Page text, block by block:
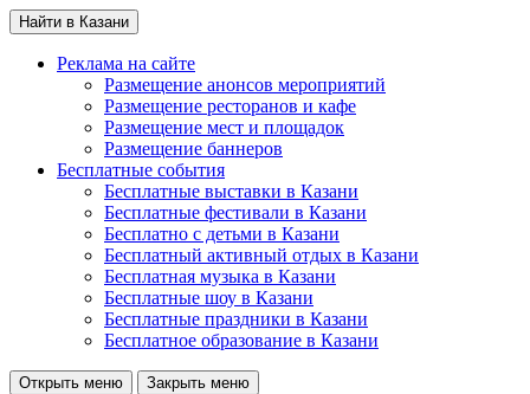
Найти в Казани
Реклама на сайте
Размещение анонсов мероприятий
Размещение ресторанов и кафе
Размещение мест и площадок
Размещение баннеров
Бесплатные события
Бесплатные выставки в Казани
Бесплатные фестивали в Казани
Бесплатно с детьми в Казани
Бесплатный активный отдых в Казани
Бесплатная музыка в Казани
Бесплатные шоу в Казани
Бесплатные праздники в Казани
Бесплатное образование в Казани
Открыть меню Закрыть меню